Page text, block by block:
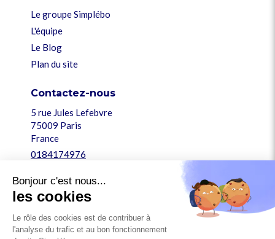
Le groupe Simplébo
L'équipe
Le Blog
Plan du site
Contactez-nous
5 rue Jules Lefebvre
75009 Paris
France
0184174976
Légal
Mentions légales
Conditions générales
Bonjour c'est nous...
les cookies
Le rôle des cookies est de contribuer à
l'analyse du trafic et au bon fonctionnement